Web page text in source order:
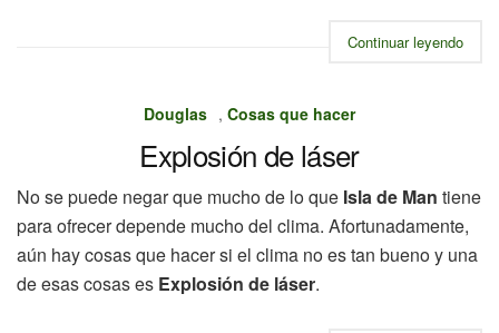
Continuar leyendo
Douglas , Cosas que hacer
Explosión de láser
No se puede negar que mucho de lo que Isla de Man tiene
para ofrecer depende mucho del clima. Afortunadamente,
aún hay cosas que hacer si el clima no es tan bueno y una
de esas cosas es Explosión de láser.